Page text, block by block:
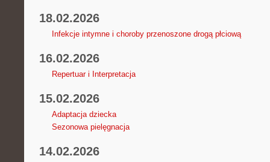
18.02.2026
Infekcje intymne i choroby przenoszone drogą płciową
16.02.2026
Repertuar i Interpretacja
15.02.2026
Adaptacja dziecka
Sezonowa pielęgnacja
14.02.2026